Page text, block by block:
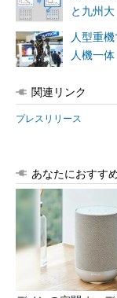
と九州大
人型重
人機一体
関連リンク
プレスリリース
あなたにおすす